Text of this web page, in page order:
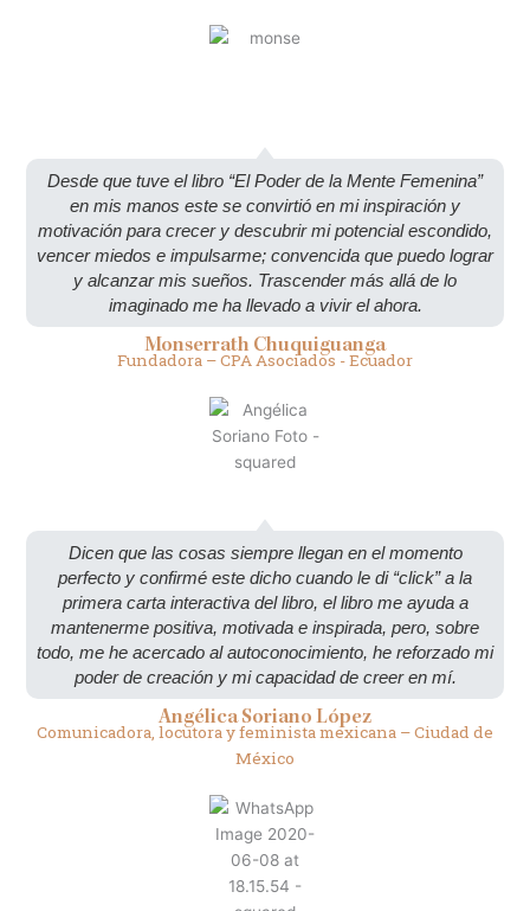
Desde que tuve el libro “El Poder de la Mente Femenina”
en mis manos este se convirtió en mi inspiración y
motivación para crecer y descubrir mi potencial escondido,
vencer miedos e impulsarme; convencida que puedo lograr
y alcanzar mis sueños. Trascender más allá de lo
imaginado me ha llevado a vivir el ahora.
Monserrath Chuquiguanga
Fundadora – CPA Asociados - Ecuador
Dicen que las cosas siempre llegan en el momento
perfecto y confirmé este dicho cuando le di “click” a la
primera carta interactiva del libro, el libro me ayuda a
mantenerme positiva, motivada e inspirada, pero, sobre
todo, me he acercado al autoconocimiento, he reforzado mi
poder de creación y mi capacidad de creer en mí.
Angélica Soriano López
Comunicadora, locutora y feminista mexicana – Ciudad de
México